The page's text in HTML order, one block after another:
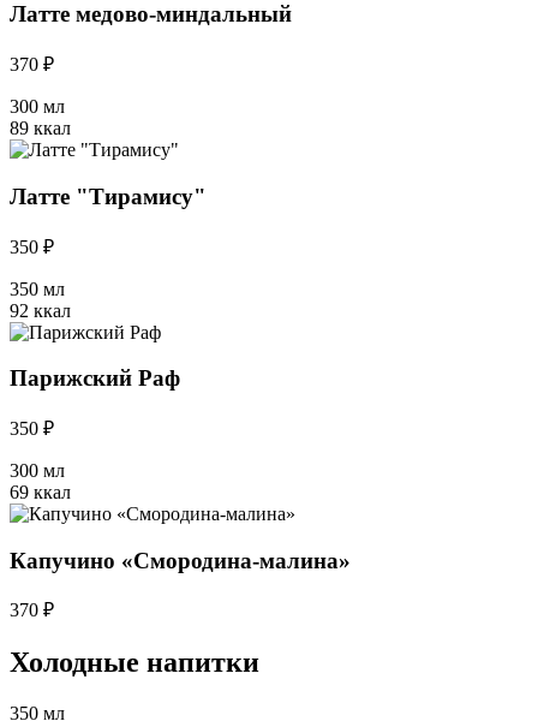
Латте медово-миндальный
370 ₽
300 мл
89 ккал
Латте "Тирамису"
350 ₽
350 мл
92 ккал
Парижский Раф
350 ₽
300 мл
69 ккал
Капучино «Смородина-малина»
370 ₽
Холодные напитки
350 мл